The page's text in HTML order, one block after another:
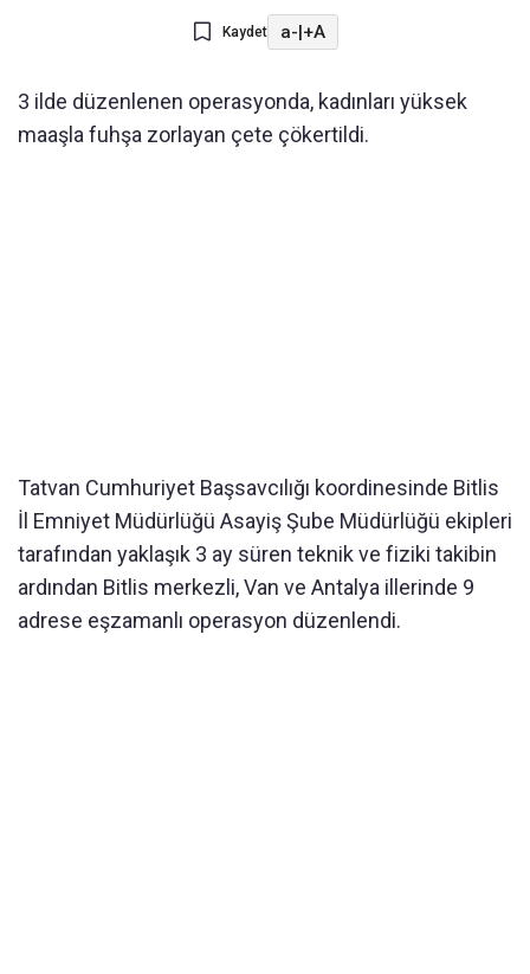
Kaydet a-|+A
3 ilde düzenlenen operasyonda, kadınları yüksek
maaşla fuhşa zorlayan çete çökertildi.
Tatvan Cumhuriyet Başsavcılığı koordinesinde Bitlis
İl Emniyet Müdürlüğü Asayiş Şube Müdürlüğü ekipleri
tarafından yaklaşık 3 ay süren teknik ve fiziki takibin
ardından Bitlis merkezli, Van ve Antalya illerinde 9
adrese eşzamanlı operasyon düzenlendi.